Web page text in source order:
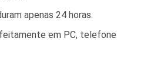
apenas 24 horas.
em PC, telefone